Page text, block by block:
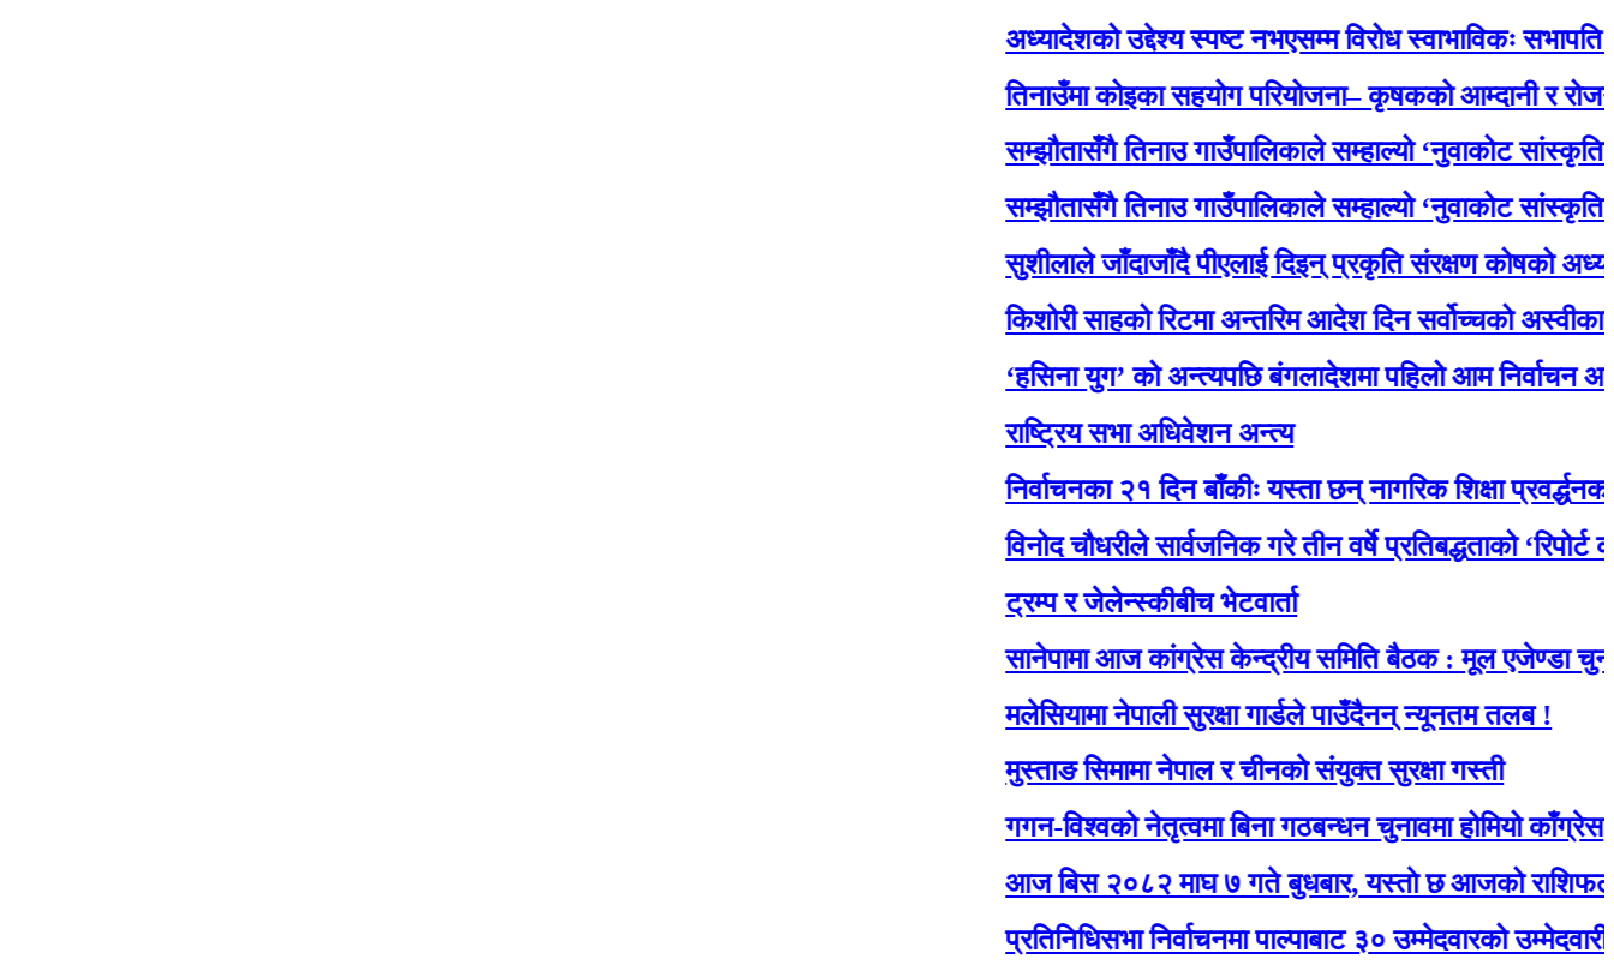
अध्यादेशको उद्देश्य स्पष्ट नभएसम्म विरोध स्वाभाविकः सभापति लामिछाने
तिनाउँमा कोइका सहयोग परियोजना– कृषकको आम्दानी र रोजगारमा
सम्झौतासँगै तिनाउ गाउँपालिकाले सम्हाल्यो ‘नुवाकोट सांस्कृतिक धरोहर
सम्झौतासँगै तिनाउ गाउँपालिकाले सम्हाल्यो ‘नुवाकोट सांस्कृतिक धरोहर
सुशीलाले जाँदाजाँदै पीएलाई दिइन् प्रकृति संरक्षण कोषको अध्यक्षमा
किशोरी साहको रिटमा अन्तरिम आदेश दिन सर्वोच्चको अस्वीकार,
‘हसिना युग’ को अन्त्यपछि बंगलादेशमा पहिलो आम निर्वाचन आज
राष्ट्रिय सभा अधिवेशन अन्त्य
निर्वाचनका २१ दिन बाँकीः यस्ता छन् नागरिक शिक्षा प्रवर्द्धनका लागि
विनोद चौधरीले सार्वजनिक गरे तीन वर्षे प्रतिबद्धताको ‘रिपोर्ट कार्ड’
ट्रम्प र जेलेन्स्कीबीच भेटवार्ता
सानेपामा आज कांग्रेस केन्द्रीय समिति बैठक : मूल एजेण्डा चुनाव
मलेसियामा नेपाली सुरक्षा गार्डले पाउँदैनन् न्यूनतम तलब !
मुस्ताङ सिमामा नेपाल र चीनकाे संयुक्त सुरक्षा गस्ती
गगन-विश्वको नेतृत्वमा बिना गठबन्धन चुनावमा होमियो काँग्रेस
आज बिस २०८२ माघ ७ गते बुधबार, यस्ताे छ आजको राशिफल
प्रतिनिधिसभा निर्वाचनमा पाल्पाबाट ३० उम्मेदवारको उम्मेदवारी दर्ता